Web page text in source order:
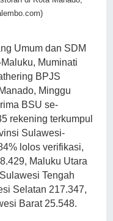
Umum dan SDM
Muminati
BPJS
Minggu
BSU se-
rekening terkumpul
Sulawesi-
lolos verifikasi,
Maluku Utara
Tengah
Selatan 217.347,
Barat 25.548.